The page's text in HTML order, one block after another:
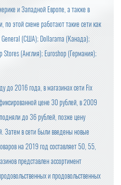
и Западной Европе, а также в
по этой схеме работают такие сети как
(США); Dollarama (Канада);
(Англия); Euroshop (Германия);
до 2016 года, в магазинах сети Fix
цене 30 рублей, в 2009
до 36 рублей, позже цену
Затем в сети были введены новые
на 2019 год составляет 50, 55,
представлен ассортимент
и продовольственных